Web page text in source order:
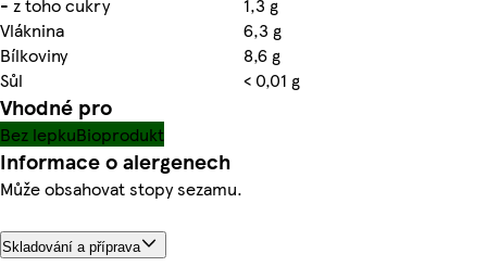
Vláknina
6,3 g
Bílkoviny
8,6 g
Sůl
< 0,01 g
Vhodné pro
Bez lepkuBioprodukt
Informace o alergenech
Může obsahovat stopy sezamu.
Skladování a příprava